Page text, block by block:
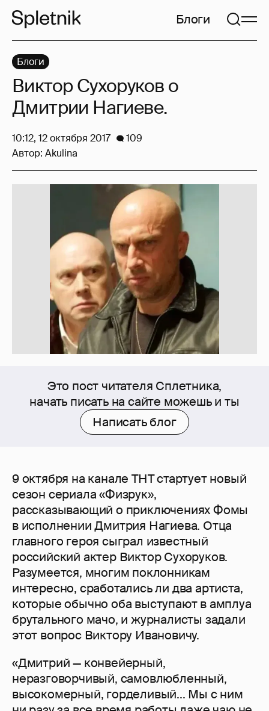
Блоги
Это пост читателя Сплетника,
начать писать на сайте можешь и ты
Написать блог
9 октября на канале ТНТ стартует новый
сезон сериала «Физрук»,
рассказывающий о приключениях Фомы
в исполнении Дмитрия Нагиева. Отца
главного героя сыграл известный
российский актер Виктор Сухоруков.
Разумеется, многим поклонникам
интересно, сработались ли два артиста,
которые обычно оба выступают в амплуа
брутального мачо, и журналисты задали
этот вопрос Виктору Ивановичу.
«Дмитрий — конвейерный,
неразговорчивый, самовлюбленный,
высокомерный, горделивый... Мы с ним
Блоги
Виктор Сухоруков о
Дмитрии Нагиеве.
10:12, 12 октября 2017
109
Автор: Akulina